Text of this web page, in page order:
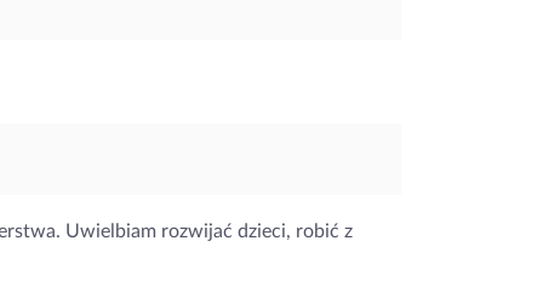
Uwielbiam rozwijać dzieci, robić z